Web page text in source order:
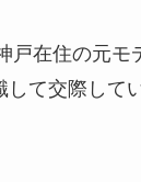
戸在住の元モ
して交際して